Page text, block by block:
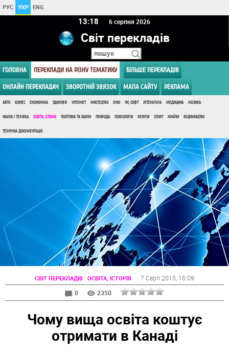
РУС УКР ENG
13 18 6 серпня 2026
Світ перекладів
ГОЛОВНА ПЕРЕКЛАДИ НА РІЗНУ ТЕМАТИКУ БІЛЬШЕ ПЕРЕКЛАДІВ
ОНЛАЙН ПЕРЕКЛАДАЧ ЗВОРОТНІЙ ЗВЯЗОК МАПА САЙТУ РЕКЛАМА
АВТО БІЗНЕС ЕКОНОМІКА ЗДОРОВ'Я ІНТЕРНЕТ МИСТЕЦТВО КІНО ПК, СОФТ ЛІТЕРАТУРА МЕДИЦИНА МУЗИКА
НАУКА І ТЕХНІКА ОСВІТА, ІСТОРІЯ ПОЛІТИКА ТА ЗАКОН ПРИРОДА ПСИХОЛОГІЯ РЕЛІГІЯ СПОРТ КРАЇНИ БУДІВНИЦТВО
ТЕХНІЧНА ДОКУМЕНТАЦІЯ
СВІТ ПЕРЕКЛАДІВ : ОСВІТА, ІСТОРІЯ 7 Серп 2015 , 16:09
0
2350
Чому вища освіта коштує
отримати в Канаді